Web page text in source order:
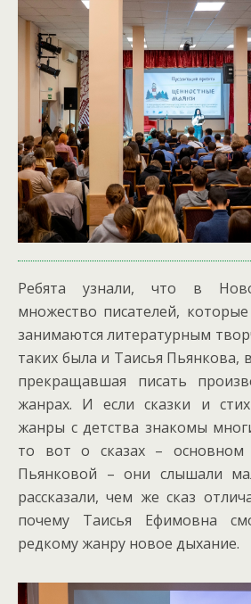
Ребята узнали, что в
множество писателей,
занимаются литературным
таких была и Таисья Пьянкова,
прекращавшая писать
жанрах. И если сказки и
жанры с детства знакомы
то вот о сказах – основном
Пьянковой – они слышали
рассказали, чем же сказ
почему Таисья Ефимовна
редкому жанру новое дыхание.